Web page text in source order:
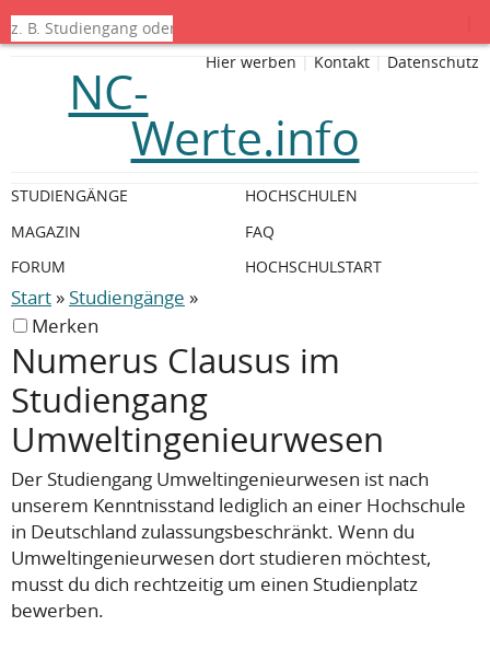
Start » Studiengänge »
Merken
Numerus Clausus im
Studiengang
Umweltingenieurwesen
Der Studiengang Umweltingenieurwesen ist nach
unserem Kenntnisstand lediglich an einer Hochschule
in Deutschland zulassungsbeschränkt. Wenn du
Umweltingenieurwesen dort studieren möchtest,
musst du dich rechtzeitig um einen Studienplatz
bewerben.
Hier werben | Kontakt | Datenschutz
NC-
Werte.info
STUDIENGÄNGE
HOCHSCHULEN
MAGAZIN
FAQ
FORUM
HOCHSCHULSTART